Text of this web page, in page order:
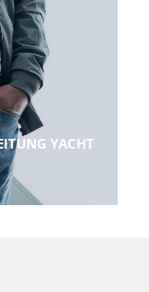
YACHT